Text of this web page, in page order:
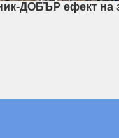
ДОБЪР ефект на